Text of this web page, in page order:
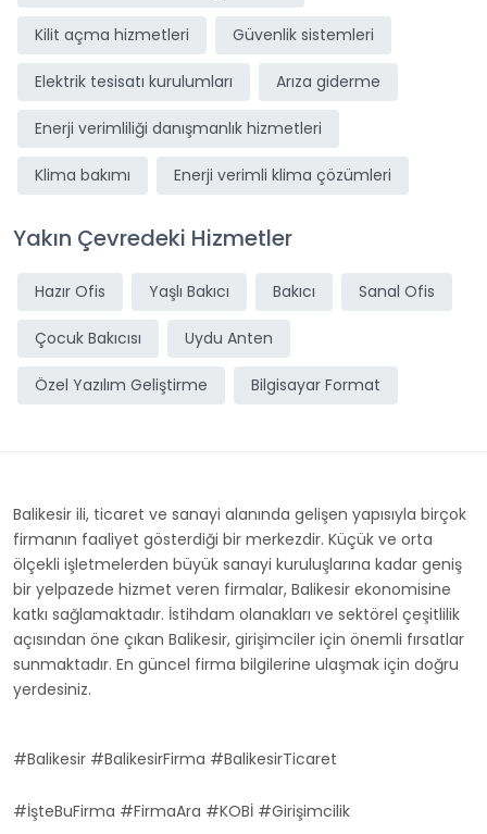
Kilit açma hizmetleri Güvenlik sistemleri
Elektrik tesisatı kurulumları Arıza giderme
Enerji verimliliği danışmanlık hizmetleri
Klima bakımı Enerji verimli klima çözümleri
Yakın Çevredeki Hizmetler
Hazır Ofis Yaşlı Bakıcı Bakıcı Sanal Ofis
Çocuk Bakıcısı Uydu Anten
Özel Yazılım Geliştirme Bilgisayar Format
Balikesir ili, ticaret ve sanayi alanında gelişen yapısıyla birçok
firmanın faaliyet gösterdiği bir merkezdir. Küçük ve orta
ölçekli işletmelerden büyük sanayi kuruluşlarına kadar geniş
bir yelpazede hizmet veren firmalar, Balikesir ekonomisine
katkı sağlamaktadır. İstihdam olanakları ve sektörel çeşitlilik
açısından öne çıkan Balikesir, girişimciler için önemli fırsatlar
sunmaktadır. En güncel firma bilgilerine ulaşmak için doğru
yerdesiniz.
#Balikesir #BalikesirFirma #BalikesirTicaret
#İşteBuFirma #FirmaAra #KOBİ #Girişimcilik